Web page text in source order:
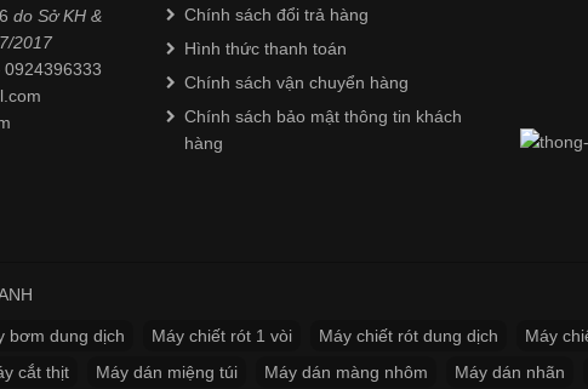
do Sở KH &
2017
Chính sách đổi trả hàng
Hình thức thanh toán
Chính sách vận chuyển hàng
Chính sách bảo mật thông tin khách
hàng
bơm dung dịch Máy chiết rót 1 vòi Máy chiết rót dung dịch Máy
cắt thịt Máy dán miệng túi Máy dán màng nhôm Máy dán nhãn